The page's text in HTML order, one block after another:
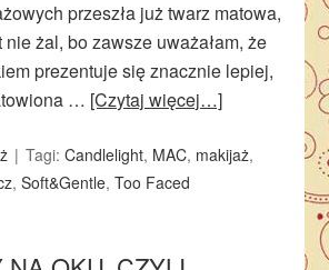
przeszła już twarz matowa,
żal, bo zawsze uważałam, że
prezentuje się znacznie lepiej,
… [Czytaj więcej…]
Tagi:Candlelight, MAC, makijaż,
,Soft&Gentle,Too Faced